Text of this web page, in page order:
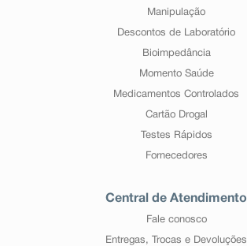
Manipulação
Descontos de Laboratório
Bioimpedância
Momento Saúde
Medicamentos Controlados
Cartão Drogal
Testes Rápidos
Fornecedores
Central de Atendimento
Fale conosco
Entregas, Trocas e Devoluções